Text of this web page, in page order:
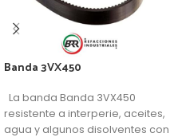
Banda 3VX450
La banda Banda 3VX450
resistente a interperie, aceites,
agua y algunos disolventes con